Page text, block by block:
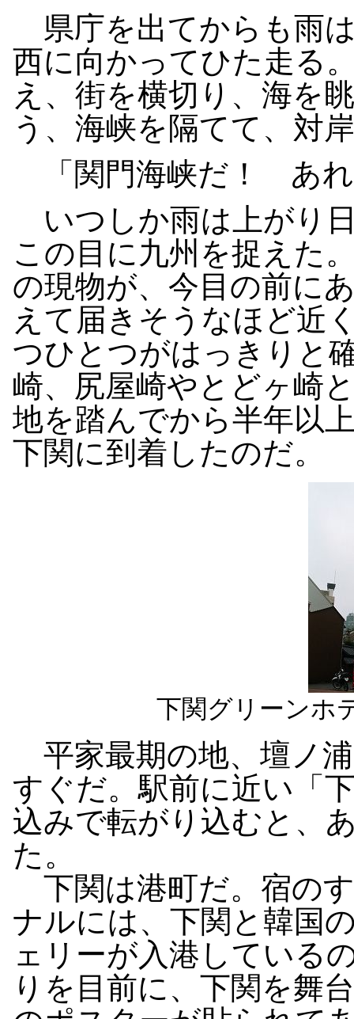
県庁を出てからも雨
西に向かってひた走る
え、街を横切り、海を
う、海峡を隔てて、対
「関門海峡だ！ あれ
いつしか雨は上がり
この目に九州を捉えた
の現物が、今目の前に
えて届きそうなほど近
つひとつがはっきりと
崎、尻屋崎やとどヶ崎
地を踏んでから半年以
下関に到着したのだ。
下関グリーンホ
平家最期の地、壇ノ
すぐだ。駅前に近い「
込みで転がり込むと、
た。
下関は港町だ。宿の
ナルには、下関と韓国
ェリーが入港している
りを目前に、下関を舞